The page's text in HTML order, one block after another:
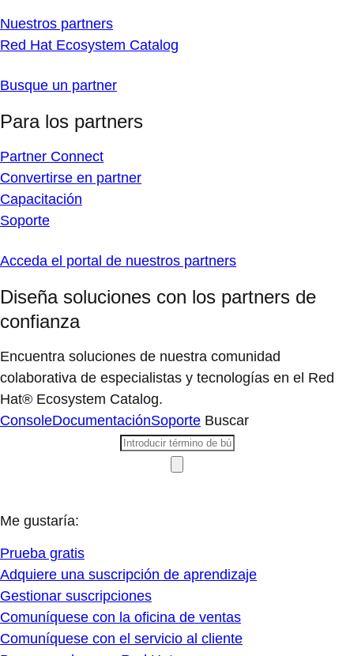
Nuestros partners
Red Hat Ecosystem Catalog
Busque un partner
Para los partners
Partner Connect
Convertirse en partner
Capacitación
Soporte
Acceda el portal de nuestros partners
Diseña soluciones con los partners de
confianza
Encuentra soluciones de nuestra comunidad
colaborativa de especialistas y tecnologías en el Red
Hat® Ecosystem Catalog.
ConsoleDocumentaciónSoporte Buscar
Me gustaría:
Prueba gratis
Adquiere una suscripción de aprendizaje
Gestionar suscripciones
Comuníquese con la oficina de ventas
Comuníquese con el servicio al cliente